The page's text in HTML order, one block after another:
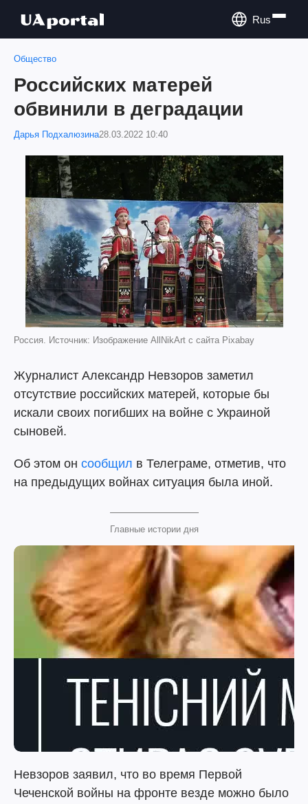
Rus
Общество
Российских матерей
обвинили в деградации
Дарья Подхалюзина28.03.2022 10:40
Россия. Источник: Изображение AllNikArt с сайта Pixabay
Журналист Александр Невзоров заметил
отсутствие российских матерей, которые бы
искали своих погибших на войне с Украиной
сыновей.
Об этом он сообщил в Телеграме, отметив, что
на предыдущих войнах ситуация была иной.
Главные истории дня
Невзоров заявил, что во время Первой
Чеченской войны на фронте везде можно было